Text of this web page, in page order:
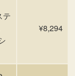
¥8,294